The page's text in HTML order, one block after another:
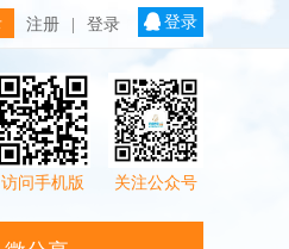
注册 登录 登录
关注公众号
访问手机版